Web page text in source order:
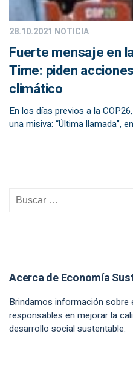
28.10.2021 NOTICIA
Fuerte mensaje en
Time: piden
climático
En los días previos a la
una misiva: “Última llamada”,
Acerca de Economía
Brindamos información sobre
responsables en mejorar la
desarrollo social sustentable.